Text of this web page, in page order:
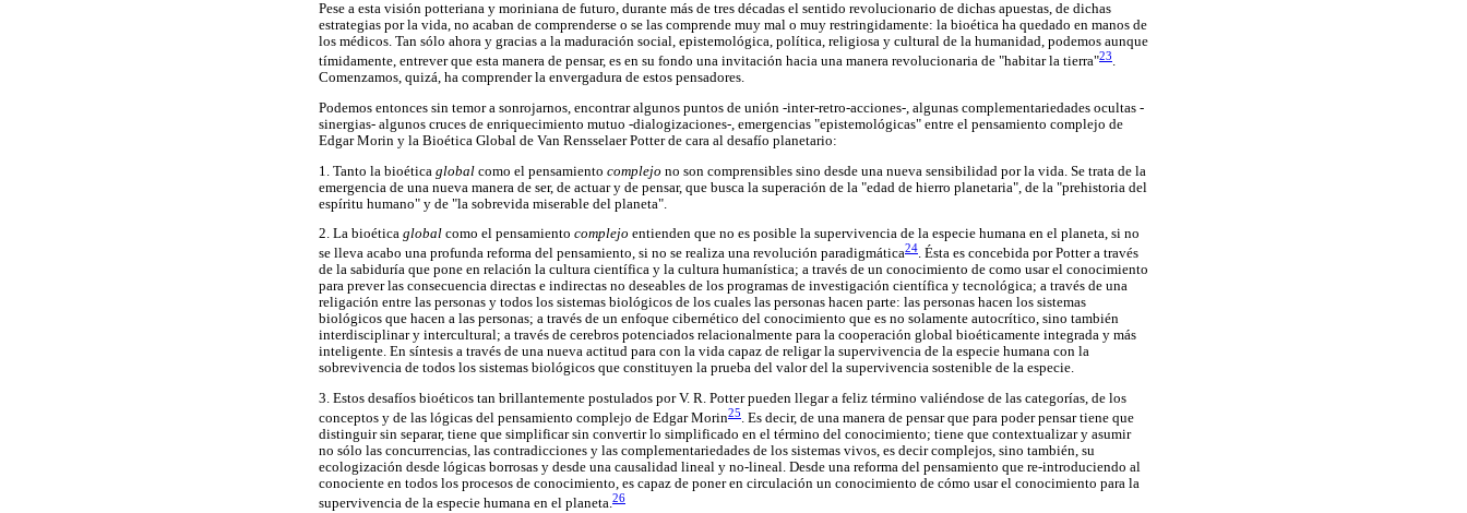
Pese a esta visión potteriana y moriniana de futuro, durante más de tres décadas el sentido revolucionario de dichas apuestas, de dichas
estrategias por la vida, no acaban de comprenderse o se las comprende muy mal o muy restringidamente: la bioética ha quedado en manos de
los médicos. Tan sólo ahora y gracias a la maduración social, epistemológica, política, religiosa y cultural de la humanidad, podemos aunque
tímidamente, entrever que esta manera de pensar, es en su fondo una invitación hacia una manera revolucionaria de "habitar la tierra"23.
Comenzamos, quizá, ha comprender la envergadura de estos pensadores.
Podemos entonces sin temor a sonrojarnos, encontrar algunos puntos de unión -inter-retro-acciones-, algunas complementariedades ocultas -
sinergias- algunos cruces de enriquecimiento mutuo -dialogizaciones-, emergencias "epistemológicas" entre el pensamiento complejo de
Edgar Morin y la Bioética Global de Van Rensselaer Potter de cara al desafío planetario:
1. Tanto la bioética global como el pensamiento complejo no son comprensibles sino desde una nueva sensibilidad por la vida. Se trata de la
emergencia de una nueva manera de ser, de actuar y de pensar, que busca la superación de la "edad de hierro planetaria", de la "prehistoria del
espíritu humano" y de "la sobrevida miserable del planeta".
2. La bioética global como el pensamiento complejo entienden que no es posible la supervivencia de la especie humana en el planeta, si no
se lleva acabo una profunda reforma del pensamiento, si no se realiza una revolución paradigmática24. Ésta es concebida por Potter a través
de la sabiduría que pone en relación la cultura científica y la cultura humanística; a través de un conocimiento de como usar el conocimiento
para prever las consecuencia directas e indirectas no deseables de los programas de investigación científica y tecnológica; a través de una
religación entre las personas y todos los sistemas biológicos de los cuales las personas hacen parte: las personas hacen los sistemas
biológicos que hacen a las personas; a través de un enfoque cibernético del conocimiento que es no solamente autocrítico, sino también
interdisciplinar y intercultural; a través de cerebros potenciados relacionalmente para la cooperación global bioéticamente integrada y más
inteligente. En síntesis a través de una nueva actitud para con la vida capaz de religar la supervivencia de la especie humana con la
sobrevivencia de todos los sistemas biológicos que constituyen la prueba del valor del la supervivencia sostenible de la especie.
3. Estos desafíos bioéticos tan brillantemente postulados por V. R. Potter pueden llegar a feliz término valiéndose de las categorías, de los
conceptos y de las lógicas del pensamiento complejo de Edgar Morin25. Es decir, de una manera de pensar que para poder pensar tiene que
distinguir sin separar, tiene que simplificar sin convertir lo simplificado en el término del conocimiento; tiene que contextualizar y asumir
no sólo las concurrencias, las contradicciones y las complementariedades de los sistemas vivos, es decir complejos, sino también, su
ecologización desde lógicas borrosas y desde una causalidad lineal y no-lineal. Desde una reforma del pensamiento que re-introduciendo al
conociente en todos los procesos de conocimiento, es capaz de poner en circulación un conocimiento de cómo usar el conocimiento para la
supervivencia de la especie humana en el planeta.26